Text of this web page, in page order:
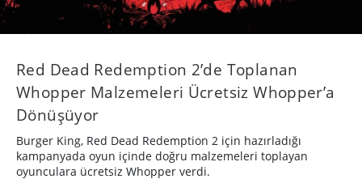
Red Dead Redemption 2’de Toplanan
Whopper Malzemeleri Ücretsiz Whopper’a
Dönüşüyor
Burger King, Red Dead Redemption 2 için hazırladığı
kampanyada oyun içinde doğru malzemeleri toplayan
oyunculara ücretsiz Whopper verdi.